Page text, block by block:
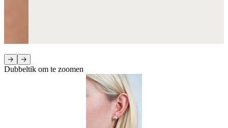
Dubbeltik om te zoomen